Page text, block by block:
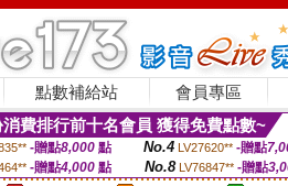
點數補給站 會員專區
費排行前十名會員 獲得免費點數~
-贈點8,000點 No.4 LV27620** -贈點
-贈點4,000 點 No.8 LV76847** -贈點